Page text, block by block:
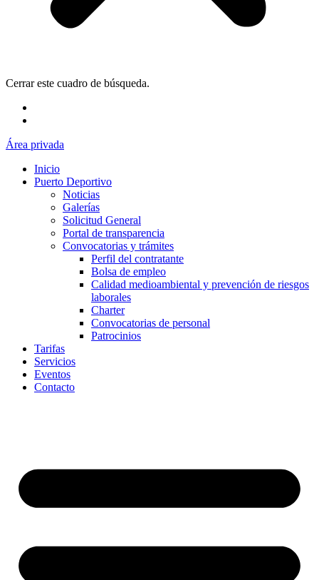
Cerrar este cuadro de búsqueda.
Área privada
Inicio
Puerto Deportivo
Noticias
Galerías
Solicitud General
Portal de transparencia
Convocatorias y trámites
Perfil del contratante
Bolsa de empleo
Calidad medioambiental y prevención de riesgos
laborales
Charter
Convocatorias de personal
Patrocinios
Tarifas
Servicios
Eventos
Contacto